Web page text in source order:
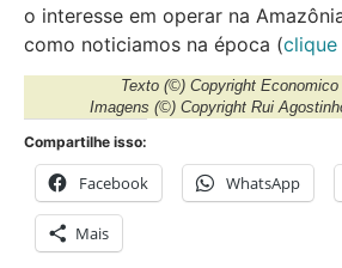
o interesse em operar na
como noticiamos na época (
Texto (©) Copyright Economico
Imagens (©) Copyright Rui
Compartilhe isso:
Facebook WhatsApp
Mais